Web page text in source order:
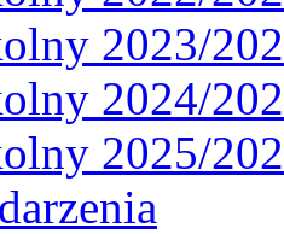
2023/
2024/
2025/